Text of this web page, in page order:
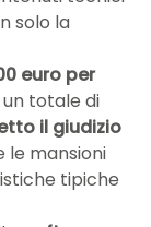
solo la
euro per
totale di
il giudizio
le mansioni
tipiche